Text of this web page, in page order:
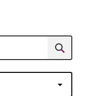
Suchen